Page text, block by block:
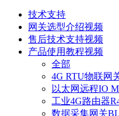
技术支持
网关选型介绍视频
售后技术支持视频
产品使用教程视频
全部
4G RTU物联网
以太网远程IO
工业4G路由器
数据采集网关